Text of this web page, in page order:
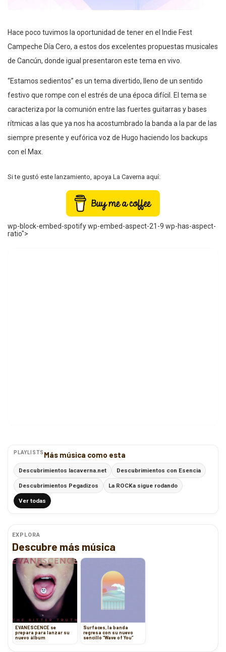
Hace poco tuvimos la oportunidad de tener en el Indie Fest
Campeche Día Cero, a estos dos excelentes propuestas musicales
de Cancún, donde igual presentaron este tema en vivo.
“Estamos sedientos” es un tema divertido, lleno de un sentido
festivo que rompe con el estrés de una época difícil. El tema se
caracteriza por la comunión entre las fuertes guitarras y bases
rítmicas a las que ya nos ha acostumbrado la banda a la par de las
siempre presente y eufórica voz de Hugo haciendo los backups
con el Max.
Si te gustó este lanzamiento, apoya La Caverna aquí:
wp-block-embed-spotify wp-embed-aspect-21-9 wp-has-aspect-
ratio">
PLAYLISTS Más música como esta
Descubrimientos lacaverna.net Descubrimientos con Esencia
Descubrimientos Pegadizos La ROCKa sigue rodando
Ver todas
EXPLORA
Descubre más música
EVANESCENCE se
prepara para lanzar su
nuevo álbum
Surfaces, la banda
regresa con su nuevo
sencillo “Wave of You”